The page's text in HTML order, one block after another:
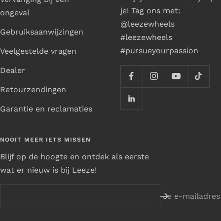
ongeval
Gebruiksaanwijzingen
Veelgestelde vragen
Dealer
Retourzendingen
Garantie en reclamaties
je! Tag ons met:
@leezewheels
#leezewheels
#pursueyourpassion
NOOIT MEER IETS MISSEN
Blijf op de hoogte en ontdek als eerste
wat er nieuw is bij Leeze!
Je e-mailadres